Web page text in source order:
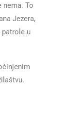
To
Jezera,
u